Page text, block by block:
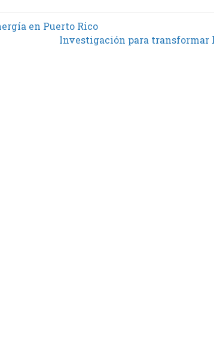
en Puerto Rico
Investigación para transformar